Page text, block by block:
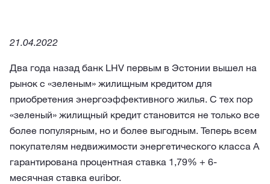
21.04.2022
Два года назад банк LHV первым в Эстонии вышел на
рынок с «зеленым» жилищным кредитом для
приобретения энергоэффективного жилья. С тех пор
«зеленый» жилищный кредит становится не только все
более популярным, но и более выгодным. Теперь всем
покупателям недвижимости энергетического класса А
гарантирована процентная ставка 1,79% + 6-
месячная ставка euribor.